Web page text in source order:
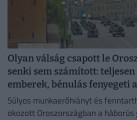
Olyan válság csapott le
senki sem számított:
emberek, bénulás fenyegeti
Súlyos munkaerőhiányt és
okozott Oroszországban a háborús